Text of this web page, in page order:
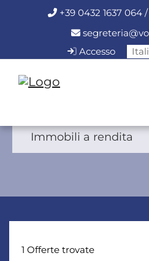
+39 0432 1637 064
Accesso
Immobili a rendita
1 Offerte trovate